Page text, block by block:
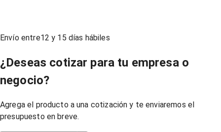
Envío entre12 y 15 días hábiles
¿Deseas cotizar para tu empresa o
negocio?
Agrega el producto a una cotización y te enviaremos el
presupuesto en breve.